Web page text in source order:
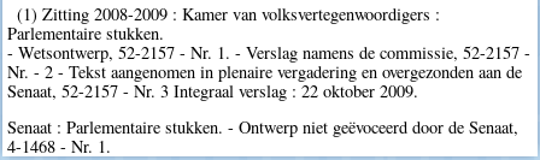
(1) Zitting 2008-2009 : Kamer van volksvertegenwoordigers :
Parlementaire stukken.
- Wetsontwerp, 52-2157 - Nr. 1. - Verslag namens de commissie, 52-2157 -
Nr. - 2 - Tekst aangenomen in plenaire vergadering en overgezonden aan de
Senaat, 52-2157 - Nr. 3 Integraal verslag : 22 oktober 2009.
Senaat : Parlementaire stukken. - Ontwerp niet geëvoceerd door de Senaat,
4-1468 - Nr. 1.